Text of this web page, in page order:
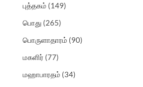
புத்தகம் (149)
பொது (265)
பொருளாதாரம் (90)
மகளிர் (77)
மஹாபாரதம் (34)